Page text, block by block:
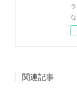
関連記事